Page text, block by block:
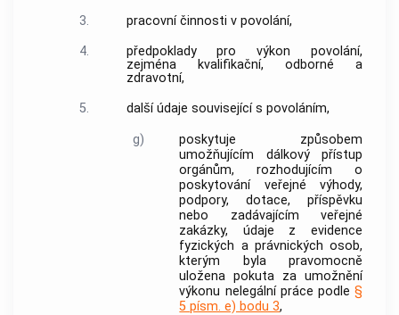
3.
pracovní činnosti v povolání,
4.
předpoklady pro výkon povolání,
zejména kvalifikační, odborné a
zdravotní,
5.
další údaje související s povoláním,
g)
poskytuje způsobem
umožňujícím dálkový přístup
orgánům, rozhodujícím o
poskytování veřejné výhody,
podpory, dotace, příspěvku
nebo zadávajícím veřejné
zakázky, údaje z evidence
fyzických a právnických osob,
kterým byla pravomocně
uložena pokuta za umožnění
výkonu nelegální práce podle §
5 písm. e) bodu 3,